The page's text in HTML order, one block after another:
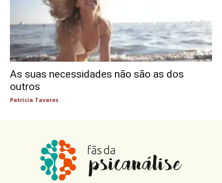
As suas necessidades não são as dos
outros
Patricia Tavares